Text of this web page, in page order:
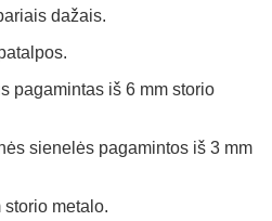
dažais.
pagamintas iš 6 mm storio
sienelės pagamintos iš 3 mm
metalo.